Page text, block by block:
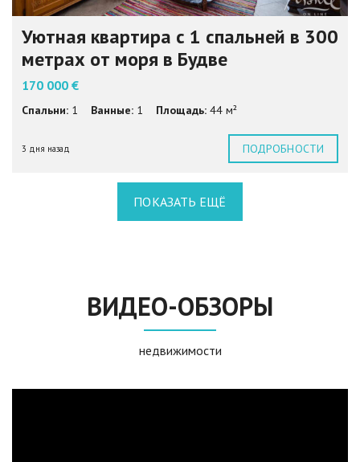
Уютная квартира с 1 спальней в 300
метрах от моря в Будве
170 000 €
Спальни: 1 Ванные: 1 Площадь: 44 м²
3 дня назад ПОДРОБНОСТИ
ПОКАЗАТЬ ЕЩЁ
ВИДЕО-ОБЗОРЫ
недвижимости